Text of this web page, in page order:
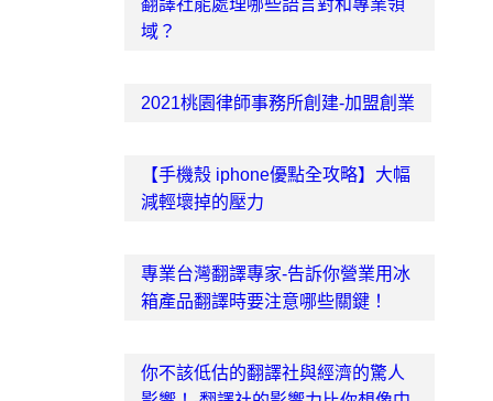
翻譯社能處理哪些語言對和專業領
域？
2021桃園律師事務所創建-加盟創業
【手機殼 iphone優點全攻略】大幅
減輕壞掉的壓力
專業台灣翻譯專家-告訴你營業用冰
箱產品翻譯時要注意哪些關鍵！
你不該低估的翻譯社與經濟的驚人